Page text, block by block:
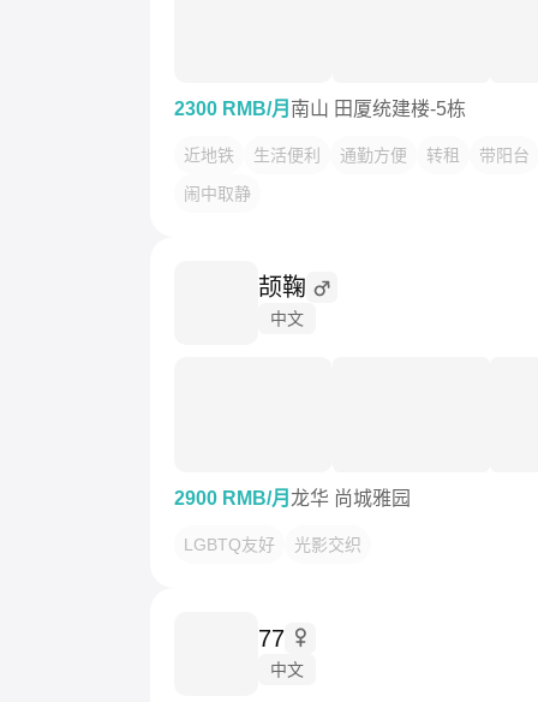
2300 RMB/月 南山 田厦统建楼-5栋
近地铁 生活便利 通勤方便 转租
带阳台
闹中取静
颉鞠
中文
2900 RMB/月 龙华 尚城雅园
LGBTQ友好 光影交织
77
中文